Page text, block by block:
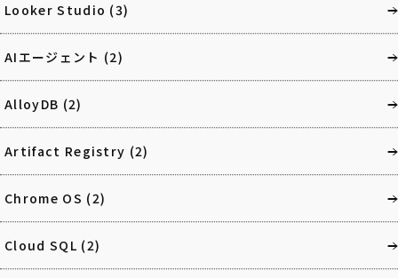
Looker Studio (3)
AIエージェント (2)
AlloyDB (2)
Artifact Registry (2)
Chrome OS (2)
Cloud SQL (2)